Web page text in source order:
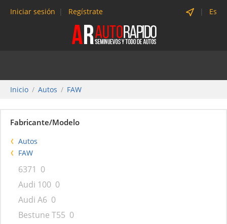
Iniciar sesión Regístrate Es
Inicio Autos FAW
Fabricante/Modelo
Autos
FAW
6371 0
Audi 100 0
Audi A6 0
Bestune T55 0